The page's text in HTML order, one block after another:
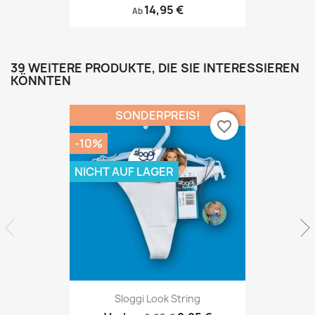
Ab 14,95 €
39 WEITERE PRODUKTE, DIE SIE INTERESSIEREN
KÖNNTEN
Sloggi Look String
SONDERPREIS!
-10%
NICHT AUF LAGER
favorite_border